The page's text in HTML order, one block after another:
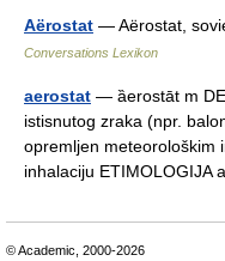
Aërostat — Aërostat,
Conversations Lexikon
aerostat — ȁerostāt m
istisnutog zraka (npr.
opremljen meteorološkim
inhalaciju
© Academic, 2000-2026